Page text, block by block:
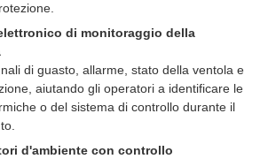
di monitoraggio della
di guasto, allarme, stato della ventola e
aiutando gli operatori a identificare le
o del sistema di controllo durante il
d'ambiente con controllo